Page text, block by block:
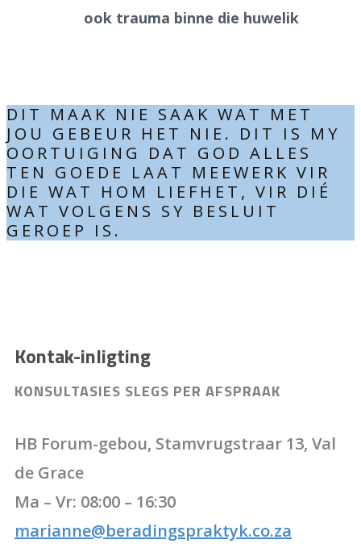
ook trauma binne die huwelik
DIT MAAK NIE SAAK WAT MET
JOU GEBEUR HET NIE. DIT IS MY
OORTUIGING DAT GOD ALLES
TEN GOEDE LAAT MEEWERK VIR
DIE WAT HOM LIEFHET, VIR DIÉ
WAT VOLGENS SY BESLUIT
GEROEP IS.
Kontak-inligting
KONSULTASIES SLEGS PER AFSPRAAK
HB Forum-gebou, Stamvrugstraar 13, Val
de Grace
Ma – Vr: 08:00 – 16:30
marianne@beradingspraktyk.co.za